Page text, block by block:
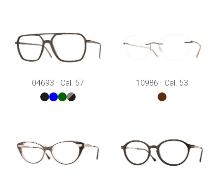
04693 - Cal. 57 10986 - Cal. 53